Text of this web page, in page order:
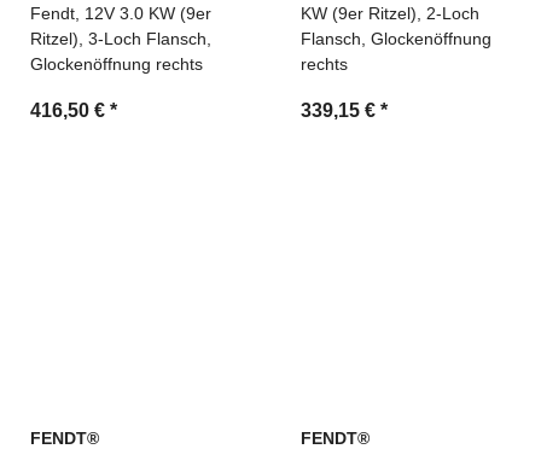
Fendt, 12V 3.0 KW (9er
Ritzel), 3-Loch Flansch,
Glockenöffnung rechts
416,50 € *
KW (9er Ritzel), 2-Loch
Flansch, Glockenöffnung
rechts
339,15 € *
FENDT®
FENDT®